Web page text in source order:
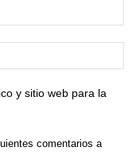
y sitio web para la
comentarios a